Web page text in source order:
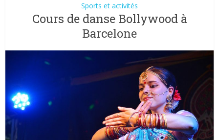
Sports et activités
Cours de danse Bollywood à
Barcelone